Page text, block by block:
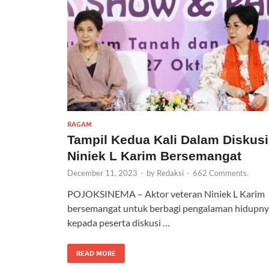
RAGAM
Tampil Kedua Kali Dalam
Niniek L Karim Bersemangat
December 11, 2023 - by Redaksi - 662 Comments.
POJOKSINEMA – Aktor veteran Niniek L Karim
bersemangat untuk berbagi pengalaman
kepada peserta diskusi …
READ MORE